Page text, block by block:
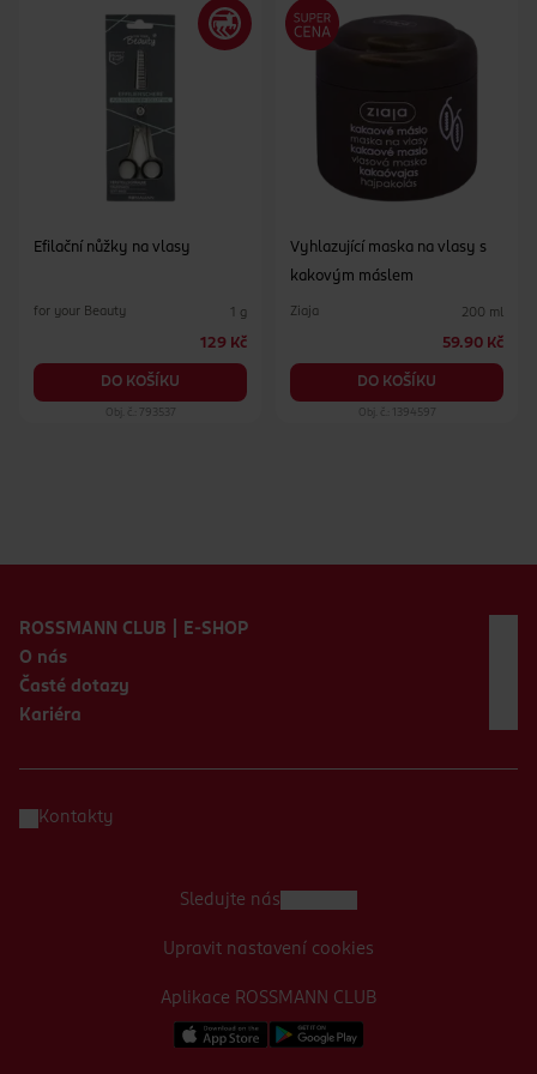
Efilační nůžky na vlasy
for your Beauty 1 g
129 Kč
DO KOŠÍKU
Obj. č.: 793537
Vyhlazující maska na vlasy s
kakovým máslem
Ziaja 200 ml
59.90 Kč
DO KOŠÍKU
Obj. č.: 1394597
ROSSMANN CLUB | E-SHOP
O nás
Časté dotazy
Kariéra
Kontakty
Aplikace ROSSMANN CLUB
Sledujte nás
Upravit nastavení cookies